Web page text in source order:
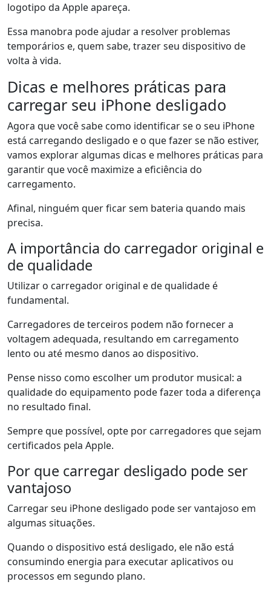
logotipo da Apple apareça.
Essa manobra pode ajudar a resolver problemas
temporários e, quem sabe, trazer seu dispositivo de
volta à vida.
Dicas e melhores práticas para
carregar seu iPhone desligado
Agora que você sabe como identificar se o seu iPhone
está carregando desligado e o que fazer se não estiver,
vamos explorar algumas dicas e melhores práticas para
garantir que você maximize a eficiência do
carregamento.
Afinal, ninguém quer ficar sem bateria quando mais
precisa.
A importância do carregador original e
de qualidade
Utilizar o carregador original e de qualidade é
fundamental.
Carregadores de terceiros podem não fornecer a
voltagem adequada, resultando em carregamento
lento ou até mesmo danos ao dispositivo.
Pense nisso como escolher um produtor musical: a
qualidade do equipamento pode fazer toda a diferença
no resultado final.
Sempre que possível, opte por carregadores que sejam
certificados pela Apple.
Por que carregar desligado pode ser
vantajoso
Carregar seu iPhone desligado pode ser vantajoso em
algumas situações.
Quando o dispositivo está desligado, ele não está
consumindo energia para executar aplicativos ou
processos em segundo plano.